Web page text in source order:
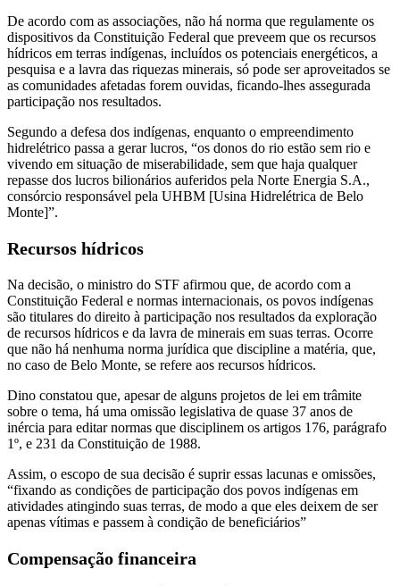
De acordo com as associações, não há norma que regulamente os
dispositivos da Constituição Federal que preveem que os recursos
hídricos em terras indígenas, incluídos os potenciais energéticos, a
pesquisa e a lavra das riquezas minerais, só pode ser aproveitados se
as comunidades afetadas forem ouvidas, ficando-lhes assegurada
participação nos resultados.
Segundo a defesa dos indígenas, enquanto o empreendimento
hidrelétrico passa a gerar lucros, “os donos do rio estão sem rio e
vivendo em situação de miserabilidade, sem que haja qualquer
repasse dos lucros bilionários auferidos pela Norte Energia S.A.,
consórcio responsável pela UHBM [Usina Hidrelétrica de Belo
Monte]”.
Recursos hídricos
Na decisão, o ministro do STF afirmou que, de acordo com a
Constituição Federal e normas internacionais, os povos indígenas
são titulares do direito à participação nos resultados da exploração
de recursos hídricos e da lavra de minerais em suas terras. Ocorre
que não há nenhuma norma jurídica que discipline a matéria, que,
no caso de Belo Monte, se refere aos recursos hídricos.
Dino constatou que, apesar de alguns projetos de lei em trâmite
sobre o tema, há uma omissão legislativa de quase 37 anos de
inércia para editar normas que disciplinem os artigos 176, parágrafo
1º, e 231 da Constituição de 1988.
Assim, o escopo de sua decisão é suprir essas lacunas e omissões,
“fixando as condições de participação dos povos indígenas em
atividades atingindo suas terras, de modo a que eles deixem de ser
apenas vítimas e passem à condição de beneficiários”
Compensação financeira